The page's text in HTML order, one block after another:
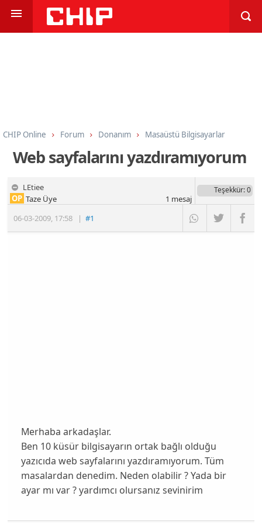
CHIP Online Forum Donanım Masaüstü Bilgisayarlar
Web sayfalarını yazdıramıyorum
LEtiee
06-03-2009, 17:58 |#1
OP Taze Üye
Teşekkür: 0
1 mesaj
Merhaba arkadaşlar.
Ben 10 küsür bilgisayarın ortak bağlı olduğu
yazıcıda web sayfalarını yazdıramıyorum. Tüm
masalardan denedim. Neden olabilir ? Yada bir
ayar mı var ? yardımcı olursanız sevinirim